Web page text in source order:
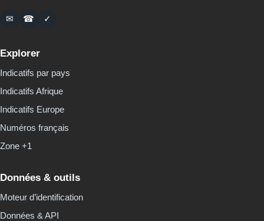
✉ ☎ ✓
Explorer
Indicatifs par pays
Indicatifs Afrique
Indicatifs Europe
Numéros français
Zone +1
Données & outils
Moteur d’identification
Données & API